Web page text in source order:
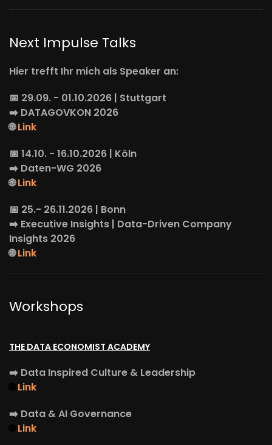
Next Impulse Talks
Hier trefft Ihr mich als Speaker an:
📅 29.09. - 01.10.2026 | Stuttgart
➡️ DATAGOVKON 2026
🌐Link
📅 14.10. - 16.10.2026 | Köln
➡️ Daten-WG 2026
🌐Link
📅 25.- 26.11.2026 | Bonn
➡️ Executive Insights | Data-Driven Company
Insights 2026
🌐Link
Workshops
THE DATA ECONOMIST ACADEMY
➡️ Data Inspired Culture & Leadership
Link
➡️ Data & AI Governance
Link